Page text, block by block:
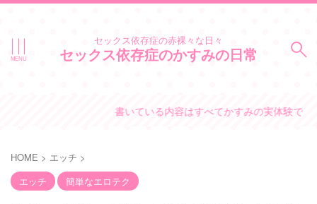
セックス依存症の赤裸々な日々
セックス依存症のかすみの日常
書いている内容はすべてかすみの実体験です。
HOME > エッチ >
エッチ
簡単なエロテク